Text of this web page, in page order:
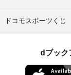
ドコモスポーツくじ
dブック